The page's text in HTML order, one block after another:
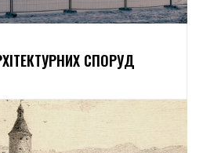
СПОРУД